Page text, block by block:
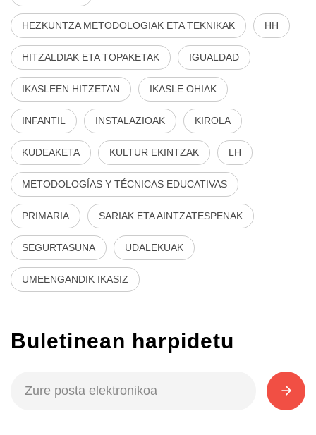
HEZKUNTZA METODOLOGIAK ETA TEKNIKAK HH
HITZALDIAK ETA TOPAKETAK IGUALDAD
IKASLEEN HITZETAN IKASLE OHIAK
INFANTIL INSTALAZIOAK KIROLA
KUDEAKETA KULTUR EKINTZAK LH
METODOLOGÍAS Y TÉCNICAS EDUCATIVAS
PRIMARIA SARIAK ETA AINTZATESPENAK
SEGURTASUNA UDALEKUAK
UMEENGANDIK IKASIZ
Buletinean harpidetu